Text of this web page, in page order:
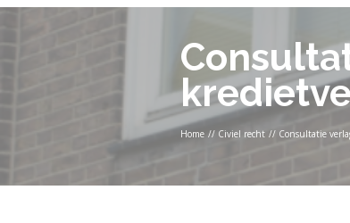
Home // Civiel recht // Consultatie